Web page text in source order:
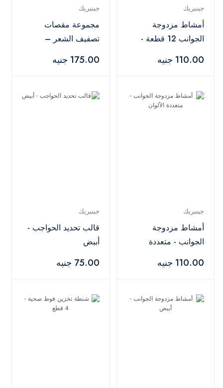
جينيريك
أمشاط مزدوجة
الجوانب 12 قطعة -
110.00 جنيه
جينيريك
مجموعة مقصات
تصفيف الشعر –
175.00 جنيه
جينيريك
أمشاط مزدوجة
الجوانب - متعددة
110.00 جنيه
جينيريك
قالب تحديد الحواجب -
أبيض
75.00 جنيه